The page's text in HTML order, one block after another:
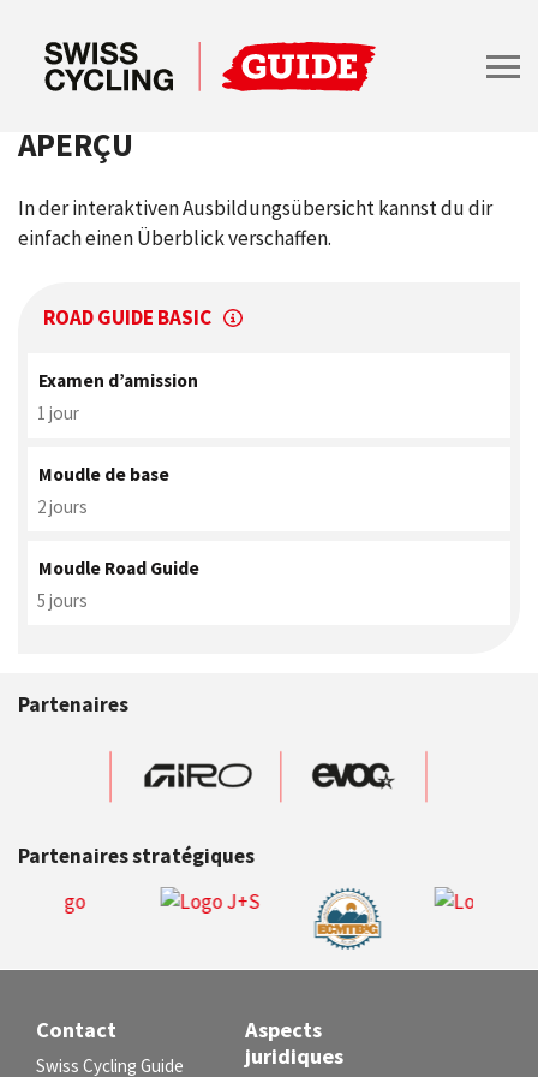
APERÇU
In der interaktiven Ausbildungsübersicht kannst du dir
einfach einen Überblick verschaffen.
ROAD GUIDE BASIC
Examen d’amission
1 jour
Moudle de base
2 jours
Moudle Road Guide
5 jours
Partenaires
Partenaires stratégiques
Contact
Swiss Cycling Guide
Aspects
juridiques